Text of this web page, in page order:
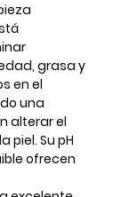
grasa y
en el
una
alterar el
piel. Su pH
ofrecen